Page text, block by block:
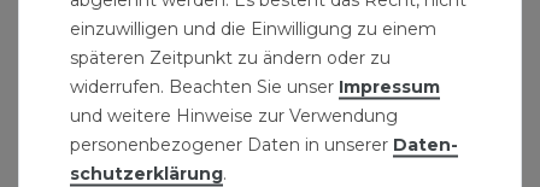
Lieferumfang: Druckbehälter 150 L Liter 6 bar
Druckkessel liegend verzinkt
Made in Germany
Herstellerinformation Heider Robophor
einzuwilligen und die Einwilligung zu einem
späteren Zeitpunkt zu ändern oder zu
widerrufen. Beachten Sie unser Impressum
und weitere Hinweise zur Verwendung
personenbezogener Daten in unserer Daten­
schutz­erklärung.